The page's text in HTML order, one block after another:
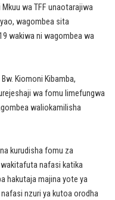
wa TFF unaotarajiwa
wagombea sita
wakiwa ni wagombea wa
Kiomoni Kibamba,
wa fomu limefungwa
waliokamilisha
kurudisha fomu za
wakitafuta nafasi katika
hakutaja majina yote ya
nzuri ya kutoa orodha